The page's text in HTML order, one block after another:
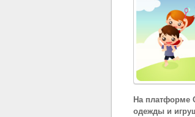
На платформе
одежды и